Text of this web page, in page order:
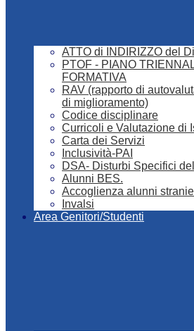
ATTO di INDIRIZZO del
PTOF - PIANO
FORMATIVA
RAV (rapporto di
di miglioramento)
Codice disciplinare
Curricoli e Valutazione di
Carta dei Servizi
Inclusività-PAI
DSA- Disturbi Specifici
Alunni BES.
Accoglienza alunni
Invalsi
Area Genitori/Studenti